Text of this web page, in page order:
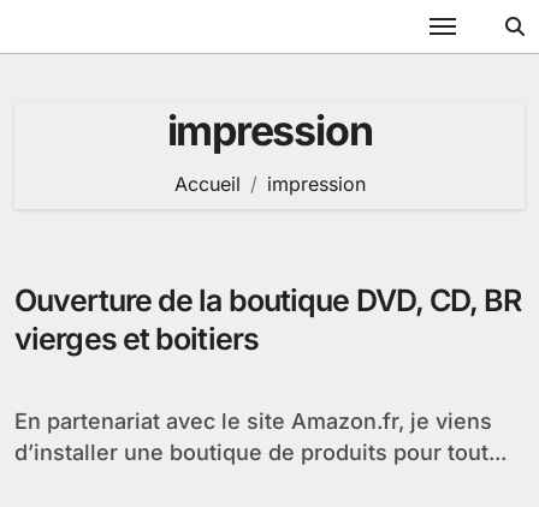
impression
Accueil impression
Ouverture de la boutique DVD, CD, BR
vierges et boitiers
En partenariat avec le site Amazon.fr, je viens
d’installer une boutique de produits pour tout...